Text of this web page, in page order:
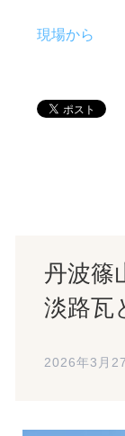
現場から
丹波
淡路瓦
2026年3月